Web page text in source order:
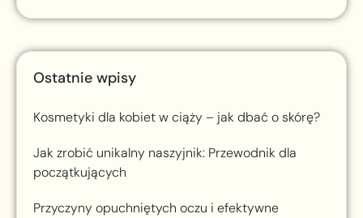
Ostatnie wpisy
Kosmetyki dla kobiet w ciąży – jak dbać o skórę?
Jak zrobić unikalny naszyjnik: Przewodnik dla
początkujących
Przyczyny opuchniętych oczu i efektywne